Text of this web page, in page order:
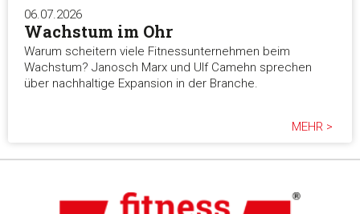
06.07.2026
Wachstum im Ohr
Warum scheitern viele Fitnessunternehmen beim
Wachstum? Janosch Marx und Ulf Camehn sprechen
über nachhaltige Expansion in der Branche.
MEHR >